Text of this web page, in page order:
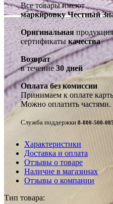
Все товары имеют
маркировку Честный
Оригинальнаяпродукция
сертификаты качества
Возврат
в течение 30 дней
Оплата без комиссии
Принимаем к оплате
Можно оплатить частями.
Служба поддержки 8-800-500-
Характеристики
Доставка и оплата
Отзывы о товаре
Наличие в магазинах
Отзывы о компании
Тип товара: